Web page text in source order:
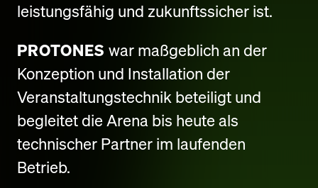
leistungsfähig und zukunftssicher ist.
PROTONES war maßgeblich an der
Konzeption und Installation der
Veranstaltungstechnik beteiligt und
begleitet die Arena bis heute als
technischer Partner im laufenden
Betrieb.